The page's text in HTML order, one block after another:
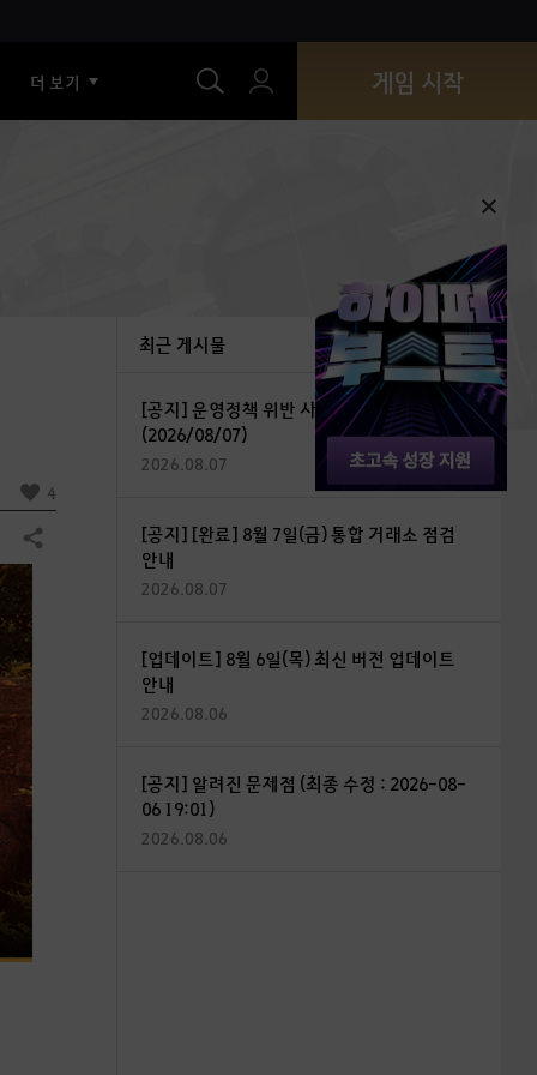
더 보기 게임 시작
4
공유하기
최근 게시물
[공지] 운영정책 위반 사용자 조치 안내
(2026/08/07)
2026.08.07
[공지] [완료] 8월 7일(금) 통합 거래소 점검
안내
2026.08.07
[업데이트] 8월 6일(목) 최신 버전 업데이트
안내
2026.08.06
[공지] 알려진 문제점 (최종 수정 : 2026-08-
06 19:01)
2026.08.06